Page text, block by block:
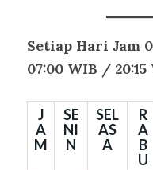
Setiap Hari Jam
07:00 WIB /
J
A
M
SE
NI
N
SEL
AS
A
R
A
B
U